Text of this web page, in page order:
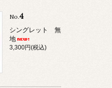
No.4
シングレット 無
地
3,300円(税込)